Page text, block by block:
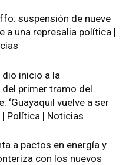
suspensión de nueve
a una represalia política |
dio inicio a la
primer tramo del
‘Guayaquil vuelve a ser
| Política | Noticias
a pactos en energía y
con los nuevos